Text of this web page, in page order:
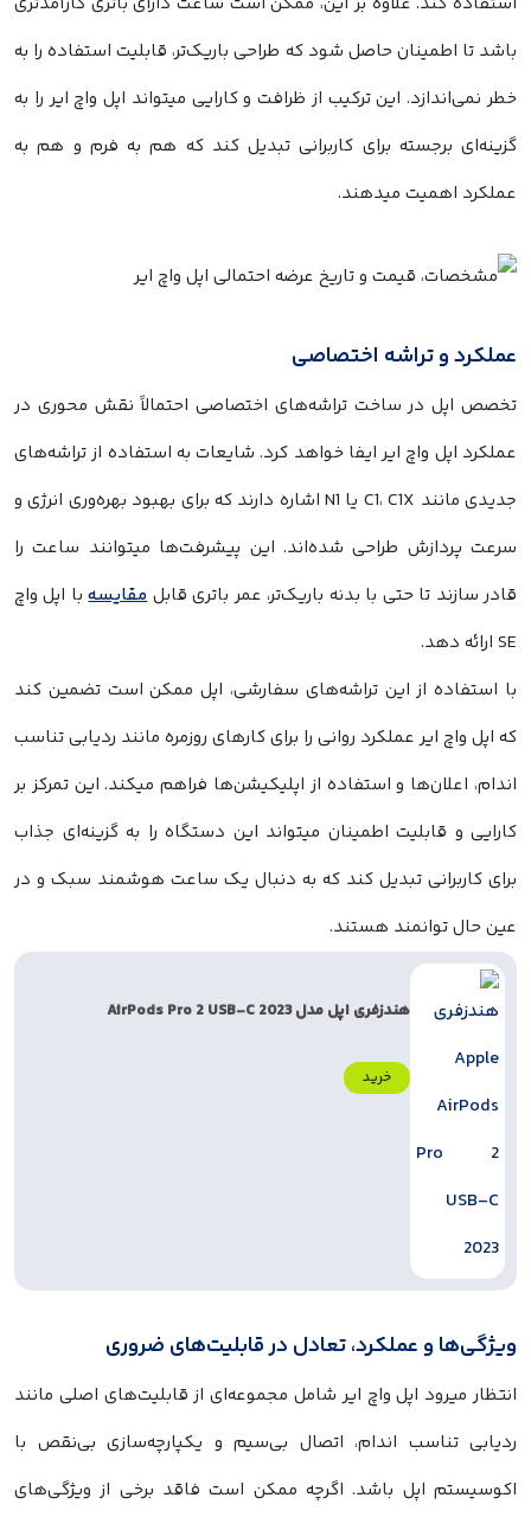
باشد تا اطمینان حاصل شود که طراحی باریک‌تر، قابلیت استفاده را به
خطر نمی‌اندازد. این ترکیب از ظرافت و کارایی میتواند اپل واچ ایر را به
گزینه‌ای برجسته برای کاربرانی تبدیل کند که هم به فرم و هم به
عملکرد اهمیت میدهند.
عملکرد و تراشه اختصاصی
تخصص اپل در ساخت تراشه‌های اختصاصی احتمالاً نقش محوری در
عملکرد اپل واچ ایر ایفا خواهد کرد. شایعات به استفاده از تراشه‌های
جدیدی مانند C1، C1X یا N1 اشاره دارند که برای بهبود بهره‌وری انرژی و
سرعت پردازش طراحی شده‌اند. این پیشرفت‌ها میتوانند ساعت را
قادر سازند تا حتی با بدنه باریک‌تر، عمر باتری قابلمقایسه‌ با اپل واچ
SE ارائه دهد.
با استفاده از این تراشه‌های سفارشی، اپل ممکن است تضمین کند
که اپل واچ ایر عملکرد روانی را برای کارهای روزمره مانند ردیابی تناسب
اندام، اعلان‌ها و استفاده از اپلیکیشن‌ها فراهم میکند. این تمرکز بر
کارایی و قابلیت اطمینان میتواند این دستگاه را به گزینه‌ای جذاب
برای کاربرانی تبدیل کند که به دنبال یک ساعت هوشمند سبک و در
عین حال توانمند هستند.
هندزفری اپل مدل AirPods Pro 2 USB‑C 2023
خرید
ویژگی‌ها و عملکرد، تعادل در قابلیت‌های ضروری
انتظار میرود اپل واچ ایر شامل مجموعه‌ای از قابلیت‌های اصلی مانند
ردیابی تناسب اندام، اتصال بی‌سیم و یکپارچه‌سازی بی‌نقص با
اکوسیستم اپل باشد. اگرچه ممکن است فاقد برخی از ویژگی‌های